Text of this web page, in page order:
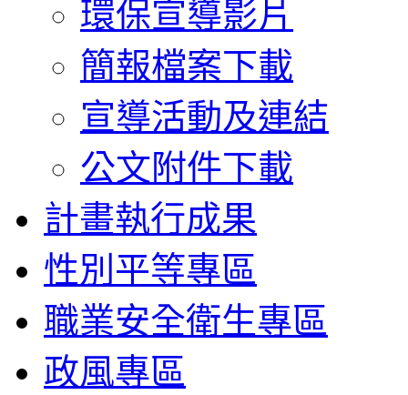
環保宣導影片
簡報檔案下載
宣導活動及連結
公文附件下載
計畫執行成果
性別平等專區
職業安全衛生專區
政風專區